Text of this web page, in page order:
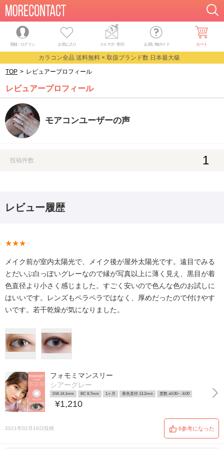
登録・ログイン お気に入り メルマガ・割引 お買い物ガイド カート
カラコン全品 送料無料 × 取扱ブランド数 日本最大級
TOP > レビュアープロフィール
レビュアープロフィール
モアコンユーザーの声
投稿件数 1
レビュー履歴
★★★
メイク前が室内太陽光で、メイク後が屋外太陽光です。遠目でみる
とだいぶ白っぽいグレーなので縁が写真以上に薄く見え、黒目が着
色直径より小さく感じました。すごく安いので色んな色のお試しに
はいいです。レンズもペラペラではなく、厚めだったので付けやす
いです。若干乾燥が気になりました。
フォモミマンスリー
シアーグレー
DIA 14.1mm BC 8.7mm 1ヶ月 着色直径 13.2mm 度数 ±0.00~ -8.00
¥1,210
2021年02月16日投稿 6参考になった